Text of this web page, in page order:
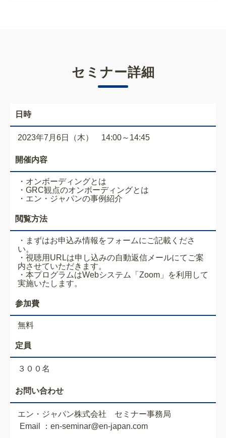
セミナー詳細
日時
2023年7月6日（木） 14:00～14:45
開催内容
・オンボーディングとは
・GRC観点のオンボーディングとは
・エン・ジャパンの事例紹介
閲覧方法
・まずはお申込み情報をフォームにご記載くださ
い。
・視聴用URLは申し込みの自動返信メールにてご案
内させていただきます。
・本プログラムはWebシステム「Zoom」を利用して
実施いたします。
参加費
無料
定員
３００名
お問い合わせ
エン・ジャパン株式会社 セミナー事務局
Email ：en-seminar@en-japan.com